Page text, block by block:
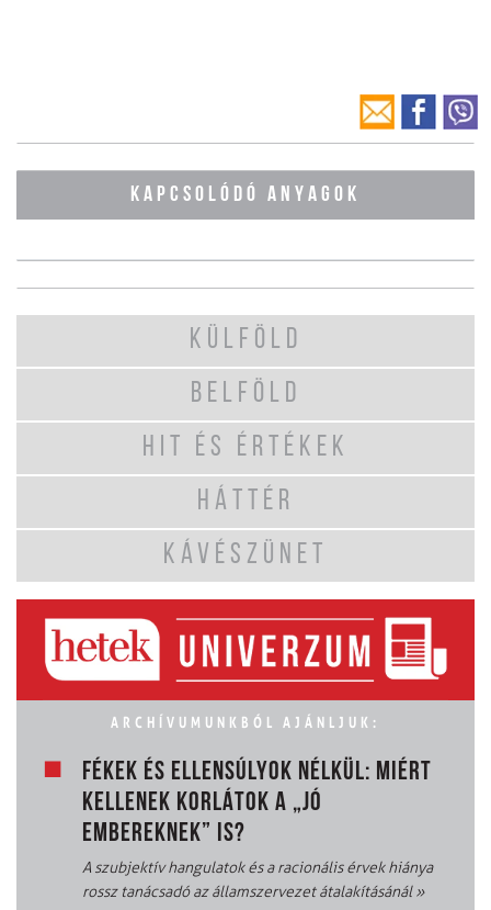
KAPCSOLÓDÓ ANYAGOK
KÜLFÖLD
BELFÖLD
HIT ÉS ÉRTÉKEK
HÁTTÉR
KÁVÉSZÜNET
ARCHÍVUMUNKBÓL AJÁNLJUK:
FÉKEK ÉS ELLENSÚLYOK NÉLKÜL: MIÉRT
KELLENEK KORLÁTOK A „JÓ
EMBEREKNEK” IS?
A szubjektív hangulatok és a racionális érvek hiánya
rossz tanácsadó az államszervezet átalakításánál»